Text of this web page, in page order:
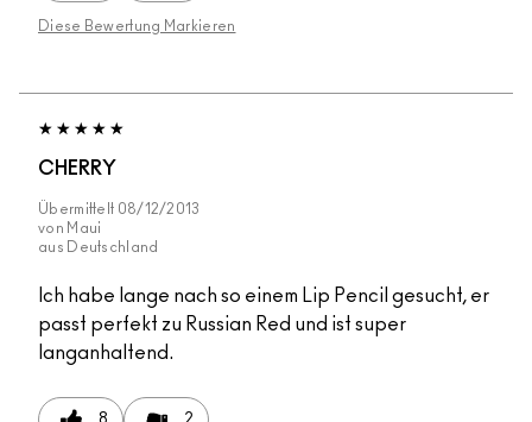
Diese Bewertung Markieren
CHERRY
Übermittelt 08/12/2013
von Maui
aus
Deutschland
Ich habe lange nach so einem Lip Pencil gesucht, er
passt perfekt zu Russian Red und ist super
langanhaltend.